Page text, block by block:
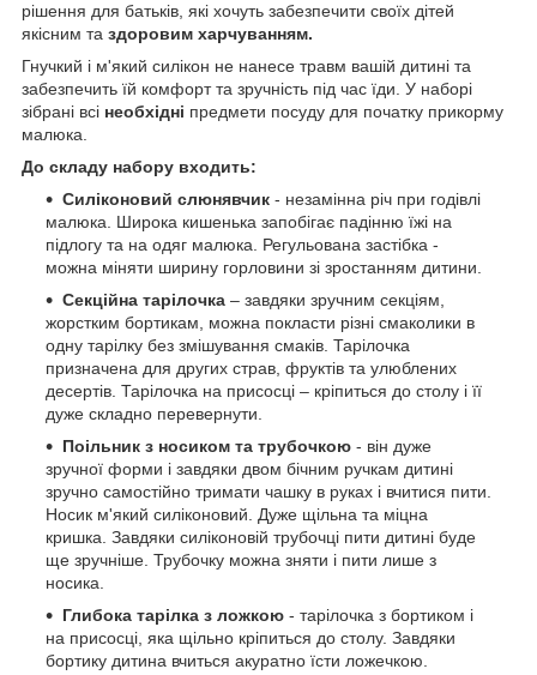
рішення для батьків, які хочуть забезпечити своїх дітей
якісним та здоровим харчуванням.
Гнучкий і м'який силікон не нанесе травм вашій дитині та
забезпечить їй комфорт та зручність під час їди. У наборі
зібрані всі необхідні предмети посуду для початку прикорму
малюка.
До складу набору входить:
Силіконовий слюнявчик - незамінна річ при годівлі
малюка. Широка кишенька запобігає падінню їжі на
підлогу та на одяг малюка. Регульована застібка -
можна міняти ширину горловини зі зростанням дитини.
Секційна тарілочка – завдяки зручним секціям,
жорстким бортикам, можна покласти різні смаколики в
одну тарілку без змішування смаків. Тарілочка
призначена для других страв, фруктів та улюблених
десертів. Тарілочка на присосці – кріпиться до столу і її
дуже складно перевернути.
Поільник з носиком та трубочкою - він дуже
зручної форми і завдяки двом бічним ручкам дитині
зручно самостійно тримати чашку в руках і вчитися пити.
Носик м'який силіконовий. Дуже щільна та міцна
кришка. Завдяки силіконовій трубочці пити дитині буде
ще зручніше. Трубочку можна зняти і пити лише з
носика.
Глибока тарілка з ложкою - тарілочка з бортиком і
на присосці, яка щільно кріпиться до столу. Завдяки
бортику дитина вчиться акуратно їсти ложечкою.